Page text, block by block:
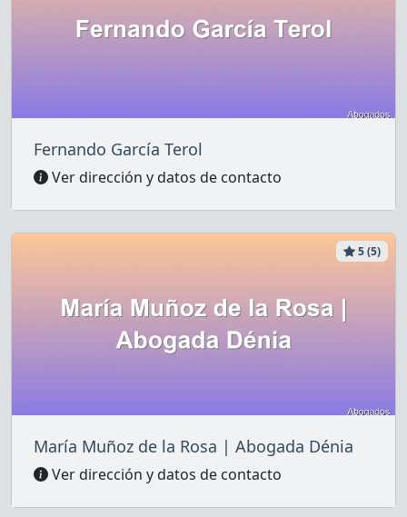
Fernando García Terol
Ver dirección y datos de contacto
5 (5)
María Muñoz de la Rosa | Abogada Dénia
Ver dirección y datos de contacto